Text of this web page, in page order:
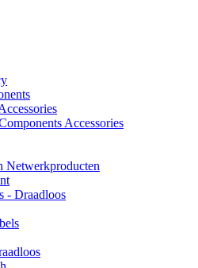
Accessories
Netwerkproducten
- Draadloos